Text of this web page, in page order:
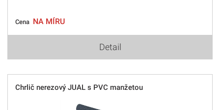
Cena NA MÍRU
Detail
Chrlič nerezový JUAL s PVC manžetou